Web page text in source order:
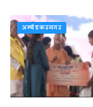
अम्बेडकरनगर